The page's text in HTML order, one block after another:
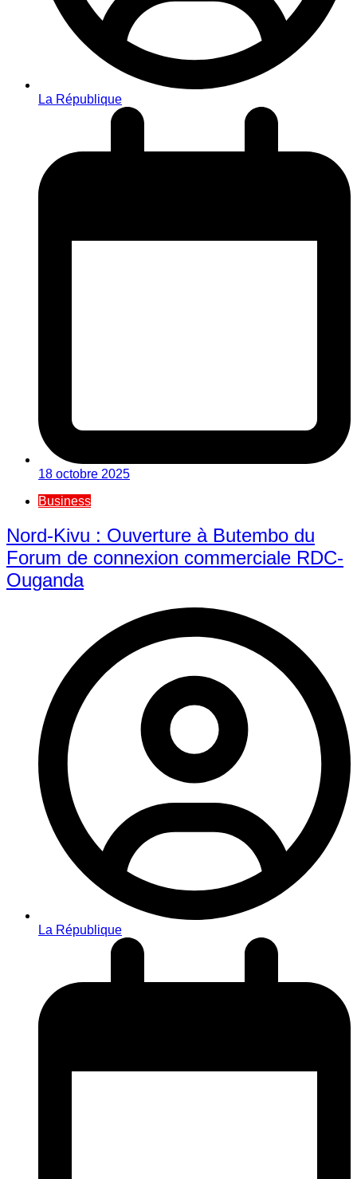
La République
18 octobre 2025
Business
Nord-Kivu : Ouverture à Butembo du
Forum de connexion commerciale RDC-
Ouganda
La République